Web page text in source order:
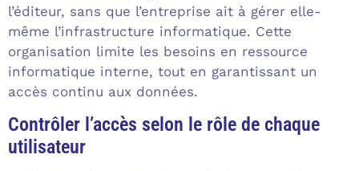
l’éditeur, sans que l’entreprise ait à gérer elle-
même l’infrastructure informatique. Cette
organisation limite les besoins en ressource
informatique interne, tout en garantissant un
accès continu aux données.
Contrôler l’accès selon le rôle de chaque
utilisateur